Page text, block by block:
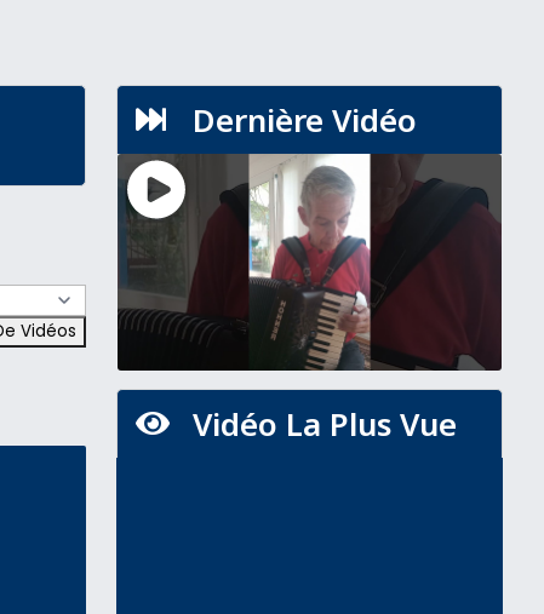
 Dernière Vidéo
 Vidéo La Plus Vue